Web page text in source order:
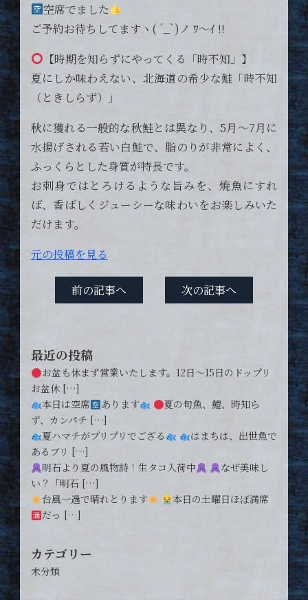
空席でました
ご予約お待ちしてますヽ( ´_`)ノ ﾜ〜ｲ !!
【時期を知らずにやってくる「時不知」】
夏にしか味わえない、北海道の希少な鮭「時不知
（ときしらず）」
秋に獲れる一般的な秋鮭とは異なり、5月～7月に
水揚げされる若い白鮭で、脂のりが非常によく、
ふっくらとした身質が特長です。
お刺身ではとろけるような旨みを、焼魚にすれ
ば、香ばしくジューシーな味わいをお楽しみいた
だけます。
元の投稿を見る
前の記事へ 次の記事へ
最近の投稿
お盆も休まず営業いたします。12日〜15日のドップリ
お盆休 […]
本日は空席
あります
夏の旬魚、鱧、時知ら
ず、カンパチ […]
夏ハマチがプリプリでござる
はまちは、出世魚で
あるブリ […]
明石より夏の風物詩！生タコ入荷中
なぜ美味し
い？「明石 […]
台風一過で晴れとります
本日の土曜日ほぼ満席
だっ […]
カテゴリー
未分類